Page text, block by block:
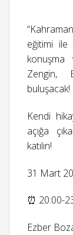
eğitimi ile
konuşma
Zengin,
buluşacak!
Kendi
açığa
katılın!
31 Mart
⏰ 20:00-
Ezber